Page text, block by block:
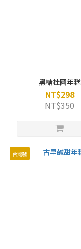
黑糖桂圓年糕
NT$298
NT$350
台灣豬